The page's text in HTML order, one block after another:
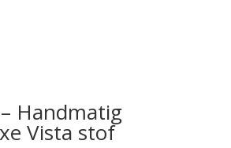
Handmatig
Vista stof